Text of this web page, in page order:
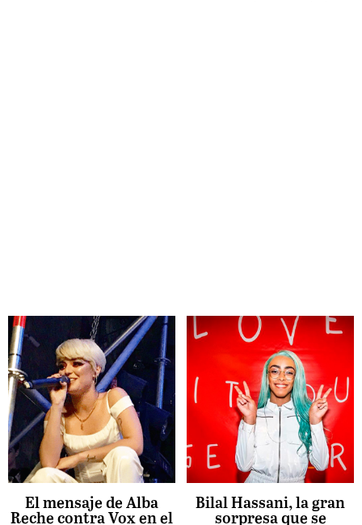
El mensaje de Alba
Reche contra Vox en el
Bilal Hassani, la gran
sorpresa que se